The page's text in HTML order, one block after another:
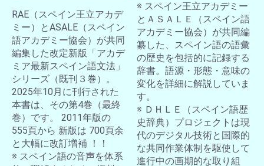
RAE（スペイン王立アカデ
ミー）とASALE（スペイン
語アカデミー協会）が共同
編集した改定新版「アカデ
ミア最新スペイン語文法」
シリーズ（既刊３巻）。
2025年10月に刊行された
本書は、その第4巻（最終
巻）です。 2011年版の
555頁から 新版は 700頁余
と大幅に改訂増補 ！！
※ スペイン語の音声を体系
※ スペイン王立アカデミー
とＡＳＡＬＥ（スペイン語
アカデミー協会）が共同編
纂した、スペイン語の語彙
の歴史を包括的に記録する
辞書。語源・形態・意味の
変化を詳細に解説していま
す。
※ ＤＨＬＥ（スペイン語歴
史辞典）プロジェクトは現
代のデジタル技術と国際的
な共同作業体制を駆使して
進行中の画期的な取り組